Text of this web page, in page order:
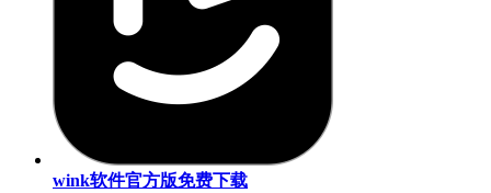
wink软件官方版免费下载